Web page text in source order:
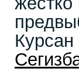
Курсан